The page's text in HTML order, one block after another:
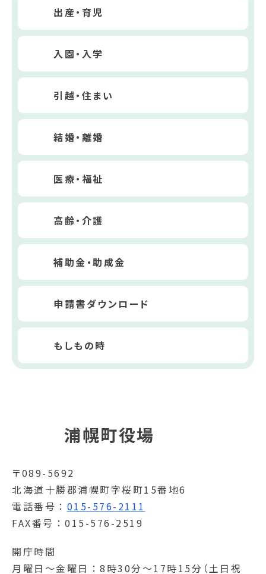
出産・育児
入園・入学
引越・住まい
結婚・離婚
医療・福祉
高齢・介護
補助金・助成金
申請書ダウンロード
もしもの時
浦幌町役場
〒089-5692
北海道十勝郡浦幌町字桜町15番地6
電話番号
015-576-2111
FAX番号
015-576-2519
開庁時間
月曜日～金曜日
8時30分～17時15分（土日祝